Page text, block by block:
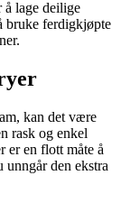
lage deilige
bruke ferdigkjøpte
kan det være
rask og enkel
er en flott måte å
unngår den ekstra